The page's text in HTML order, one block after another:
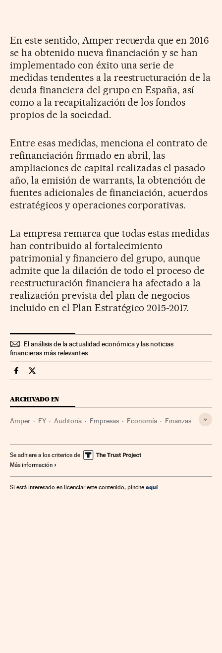
En este sentido, Amper recuerda que en 2016
se ha obtenido nueva financiación y se han
implementado con éxito una serie de
medidas tendentes a la reestructuración de la
deuda financiera del grupo en España, así
como a la recapitalización de los fondos
propios de la sociedad.
Entre esas medidas, menciona el contrato de
refinanciación firmado en abril, las
ampliaciones de capital realizadas el pasado
año, la emisión de warrants, la obtención de
fuentes adicionales de financiación, acuerdos
estratégicos y operaciones corporativas.
La empresa remarca que todas estas medidas
han contribuido al fortalecimiento
patrimonial y financiero del grupo, aunque
admite que la dilación de todo el proceso de
reestructuración financiera ha afectado a la
realización prevista del plan de negocios
incluido en el Plan Estratégico 2015-2017.
El análisis de la actualidad económica y las noticias
financieras más relevantes
Companias Cinco Días en Facebook
Companias Cinco Días en Twitter
ARCHIVADO EN
Amper EY Auditoría Empresas Economía Finanzas
Se adhiere a los criterios de
Más información
Si está interesado en licenciar este contenido, pinche aquí